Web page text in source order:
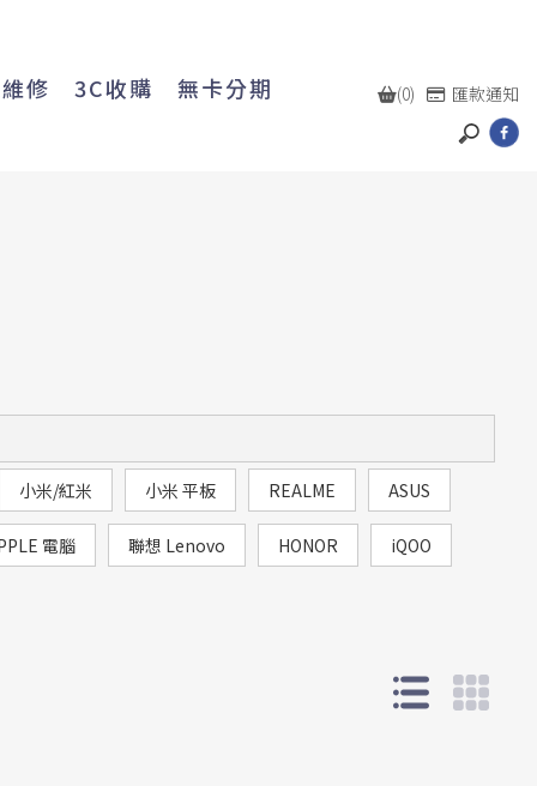
(0) 匯款通知
修 3C收購
無卡分期
小米/紅米 小米 平板 REALME ASUS
電腦 聯想 Lenovo HONOR iQOO